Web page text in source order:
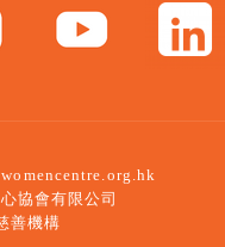
協會有限公司
善機構